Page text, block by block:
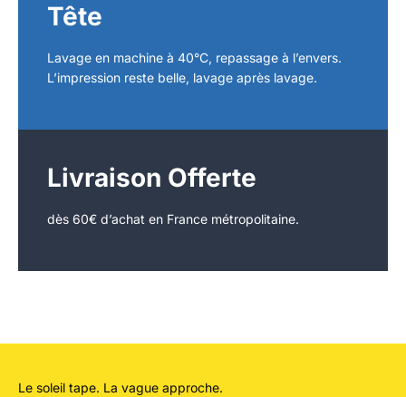
Tête
Lavage en machine à 40°C, repassage à l’envers.
L’impression reste belle, lavage après lavage.
Livraison Offerte
dès 60€ d’achat en France métropolitaine.
Le soleil tape. La vague approche.